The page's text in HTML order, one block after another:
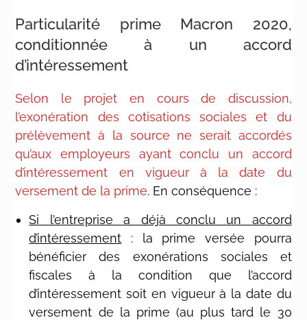
Particularité prime Macron 2020,
conditionnée à un accord
d’intéressement
Selon le projet en cours de discussion,
l’exonération des cotisations sociales et du
prélèvement à la source ne serait accordés
qu’aux employeurs ayant conclu un accord
d’intéressement en vigueur à la date du
versement de la prime. En conséquence :
Si l’entreprise a déjà conclu un accord
d’intéressement : la prime versée pourra
bénéficier des exonérations sociales et
fiscales à la condition que l’accord
d’intéressement soit en vigueur à la date du
versement de la prime (au plus tard le 30